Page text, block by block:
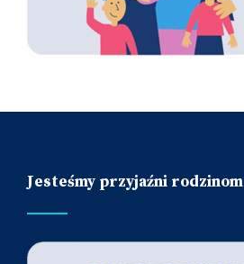
Jesteśmy przyjaźni rodzinom